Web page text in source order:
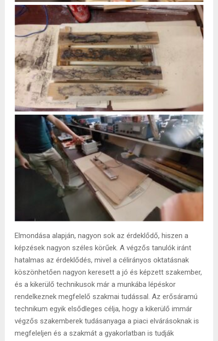
Elmondása alapján, nagyon sok az érdeklődő, hiszen a
képzések nagyon széles körűek. A végzős tanulók iránt
hatalmas az érdeklődés, mivel a célirányos oktatásnak
köszönhetően nagyon keresett a jó és képzett szakember,
és a kikerülő technikusok már a munkába lépéskor
rendelkeznek megfelelő szakmai tudással. Az erősáramú
technikum egyik elsődleges célja, hogy a kikerülő immár
végzős szakemberek tudásanyaga a piaci elvárásoknak is
megfeleljen és a szakmát a gyakorlatban is tudják